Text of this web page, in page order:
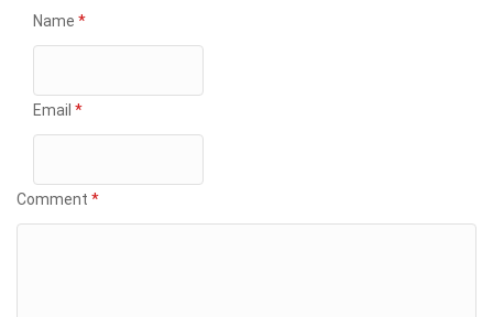
Name *
Email *
Comment *